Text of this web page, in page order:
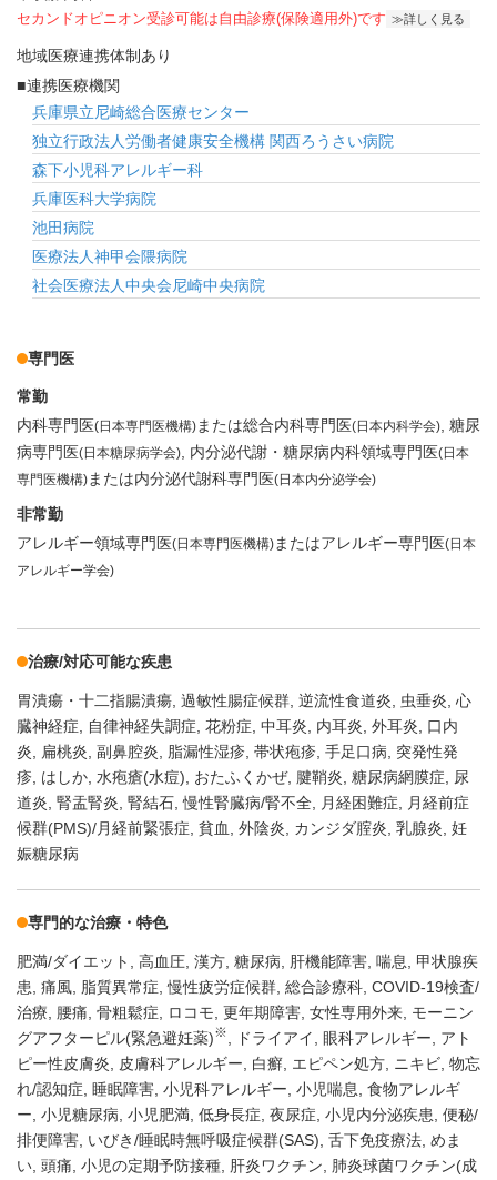
セカンドオピニオン受診可能は自由診療(保険適用外)です 詳しく見る
地域医療連携体制あり
連携医療機関
兵庫県立尼崎総合医療センター
独立行政法人労働者健康安全機構 関西ろうさい病院
森下小児科アレルギー科
兵庫医科大学病院
池田病院
医療法人神甲会隈病院
社会医療法人中央会尼崎中央病院
専門医
常勤
内科専門医(日本専門医機構) または総合内科専門医(日本内科学会) 糖尿
病専門医(日本糖尿病学会) 内分泌代謝・糖尿病内科領域専門医(日本
専門医機構) または内分泌代謝科専門医(日本内分泌学会)
非常勤
アレルギー領域専門医(日本専門医機構) またはアレルギー専門医(日本
アレルギー学会)
治療/対応可能な疾患
胃潰瘍・十二指腸潰瘍 過敏性腸症候群 逆流性食道炎 虫垂炎 心
臓神経症
自律神経失調症 花粉症 中耳炎 内耳炎 外耳炎
口内
炎
扁桃炎 副鼻腔炎 脂漏性湿疹 帯状疱疹 手足口病
突発性発
疹 はしか 水疱瘡(水痘) おたふくかぜ 腱鞘炎 糖尿病網膜症
尿
道炎 腎盂腎炎 腎結石 慢性腎臓病/腎不全 月経困難症
月経前症
候群(PMS)/月経前緊張症 貧血 外陰炎 カンジダ腟炎 乳腺炎 妊
娠糖尿病
専門的な治療・特色
肥満/ダイエット 高血圧 漢方 糖尿病 肝機能障害 喘息
甲状腺疾
患 痛風 脂質異常症 慢性疲労症候群 総合診療科 COVID-19検査/
治療
腰痛 骨粗鬆症 ロコモ 更年期障害 女性専用外来 モーニン
グアフターピル(緊急避妊薬)※ ドライアイ 眼科アレルギー
アト
ピー性皮膚炎
皮膚科アレルギー 白癬 エピペン処方 ニキビ 物忘
れ/認知症
睡眠障害 小児科アレルギー 小児喘息 食物アレルギ
ー 小児糖尿病 小児肥満 低身長症 夜尿症 小児内分泌疾患 便秘/
排便障害 いびき/睡眠時無呼吸症候群(SAS) 舌下免疫療法 めま
い 頭痛 小児の定期予防接種 肝炎ワクチン
肺炎球菌ワクチン(成